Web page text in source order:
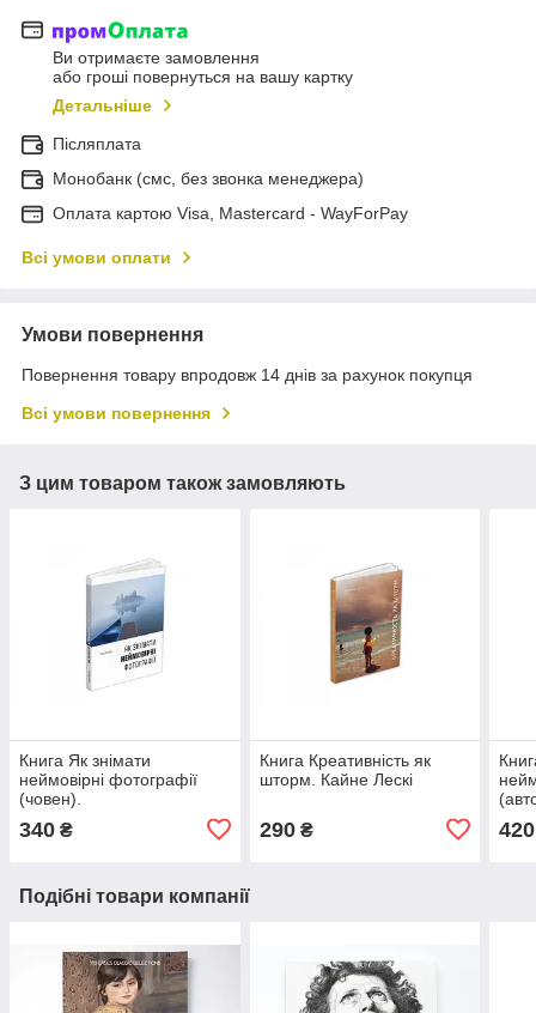
Ви отримаєте замовлення
або гроші повернуться на вашу картку
Детальніше
Післяплата
Монобанк (смс, без звонка менеджера)
Оплата картою Visa, Mastercard - WayForPay
Всі умови оплати
Умови повернення
Повернення товару впродовж 14 днів за рахунок покупця
Всі умови повернення
З цим товаром також замовляють
Книга Як знімати
неймовірні фотографії
(човен).
340 ₴
Книга Креативність як
шторм. Кайне Лескі
290₴ 420
Подібні товари компанії